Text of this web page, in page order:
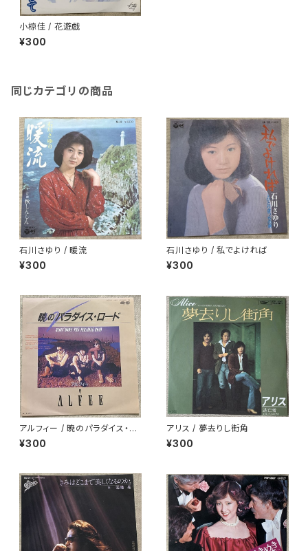
小椋佳 / 花遊戯
¥300
同じカテゴリの商品
石川さゆり / 暖流
¥300
石川さゆり / 私でよければ
¥300
アルフィー / 暁のパラダイス・ロ
ード
¥300
アリス / 夢去りし街角
¥300